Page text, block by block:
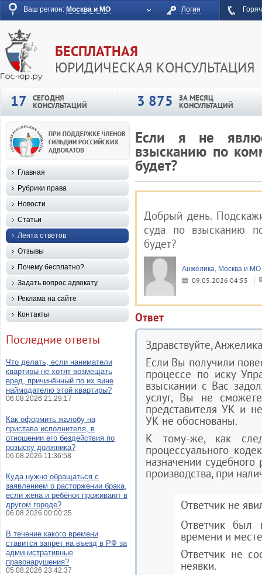
Ваш регион: Москва и МО Логин
БЕСПЛАТНАЯ
ЮРИДИЧЕСКАЯ КОНСУЛЬТАЦИЯ
17
СЕГОДНЯ
КОНСУЛЬТАЦИЙ 3 875 ЗА МЕСЯЦ
КОНСУЛЬТАЦИЙ
Если я не
взысканию по
будет?
Добрый день.
суда по взысканию
будет?
Анжелика, Москва и МО
09.05.2026 04:55
Ответ
Здравствуйте,
Если Вы получили
процессе по иску
взыскании с Вас
услуг, Вы не
представителя УК и
УК не обоснованы.
К тому-же, как
процессуального
назначении судебного
производства, при
Ответчик не
Ответчик был
времени и
Ответчик не
неявки.
Главная
Рубрики права
Новости
Статьи
Лента ответов
Отзывы
Почему бесплатно?
Задать вопрос адвокату
Реклама на сайте
Контакты
Последние ответы
Что делать, если наниматели
квартиры не хотят возмещать
вред, причинённый по их вине
наймодателю этой квартиры?
06.08.2026 21:29:17
Как оформить жалобу на
пристава исполнителя, в
отношении его бездействия по
розыску должника?
06.08.2026 11:36:58
Куда нужно обращаться с
заявлением о расторжении брака,
если жена и ребёнок проживают в
другом городе?
06.08.2026 00:00:25
В течение какого времени
ставится запрет на въезд в РФ за
административные
правонарушения?
05.08.2026 23:42:37